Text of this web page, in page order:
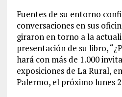
Fuentes de su entorno
conversaciones en sus
giraron en torno a la
presentación de su libro,
hará con más de 1.000
exposiciones de La Rural,
Palermo, el próximo lunes